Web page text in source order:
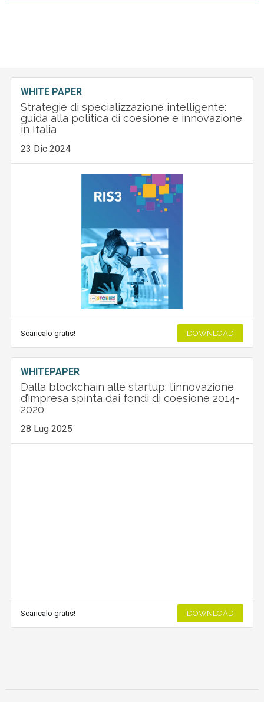
WHITE PAPER
Strategie di specializzazione intelligente:
guida alla politica di coesione e innovazione
in Italia
23 Dic 2024
Scaricalo gratis! DOWNLOAD
WHITEPAPER
Dalla blockchain alle startup: l’innovazione
d’impresa spinta dai fondi di coesione 2014-
2020
28 Lug 2025
Scaricalo gratis! DOWNLOAD